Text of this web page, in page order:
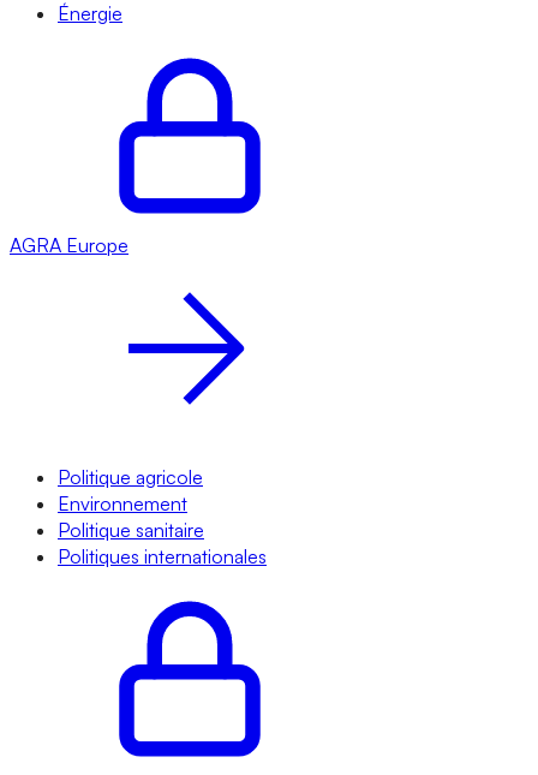
Énergie
AGRA Europe
Politique agricole
Environnement
Politique sanitaire
Politiques internationales